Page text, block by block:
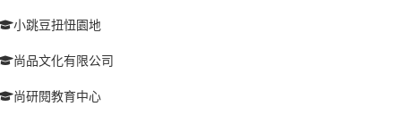
小跳豆扭忸園地
尚品文化有限公司
尚研閱教育中心